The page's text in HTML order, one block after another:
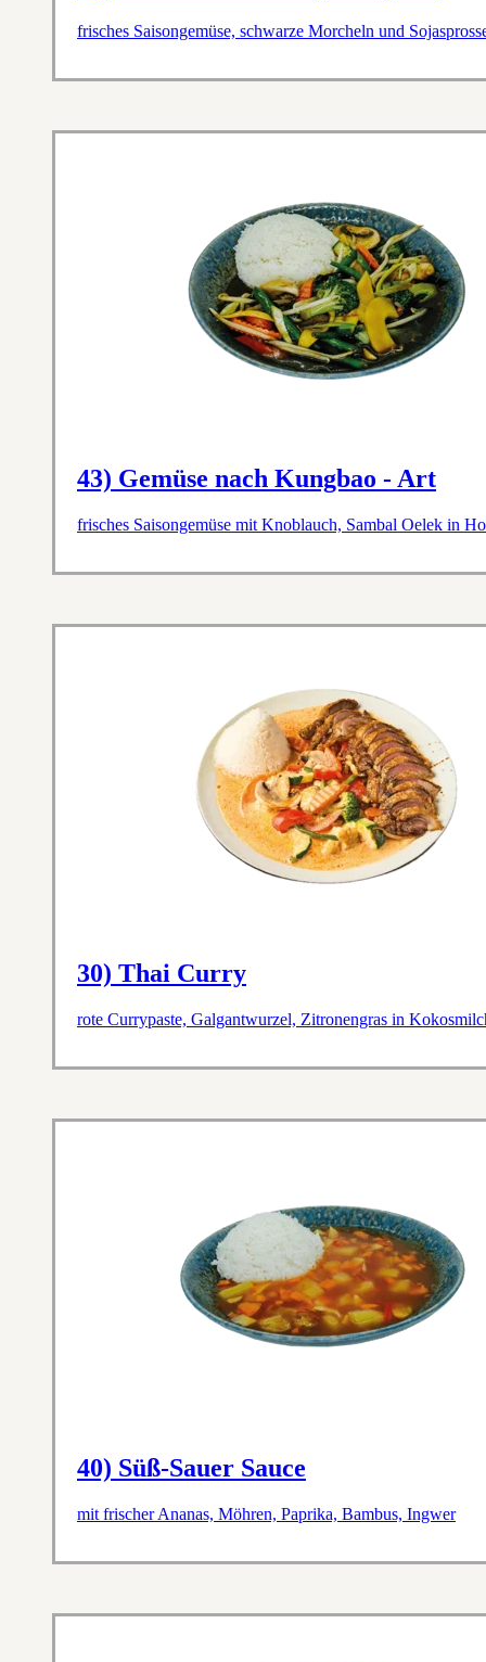
frisches Saisongemüse, schwarze Morcheln und
43) Gemüse nach Kungbao - Art
frisches Saisongemüse mit Knoblauch, Sambal Oelek in
30) Thai Curry
rote Currypaste, Galgantwurzel, Zitronengras in
40) Süß-Sauer Sauce
mit frischer Ananas, Möhren, Paprika, Bambus, Ingwer